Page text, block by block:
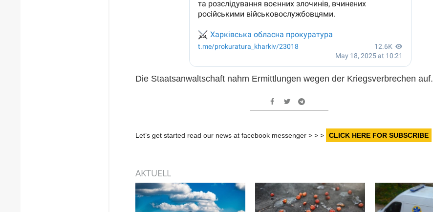
Die Staatsanwaltschaft nahm Ermittlungen wegen der Kriegsverbrechen auf.
Let’s get started read our news at facebook messenger > > > CLICK HERE FOR SUBSCRIBE
AKTUELL